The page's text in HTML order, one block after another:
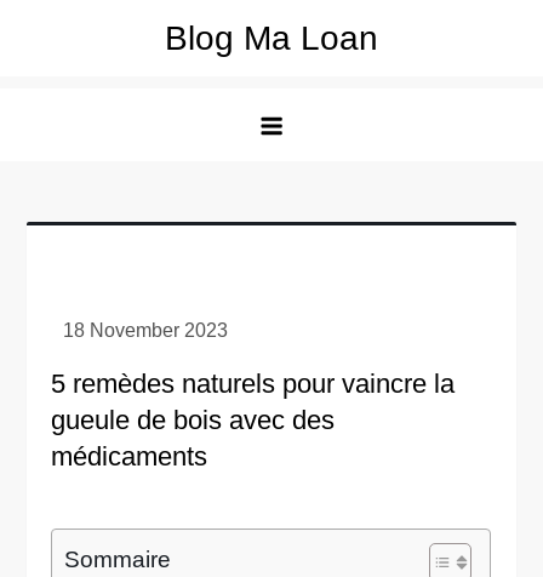
Blog Ma Loan
5 remèdes naturels pour vaincre la
gueule de bois avec des
médicaments
Sommaire